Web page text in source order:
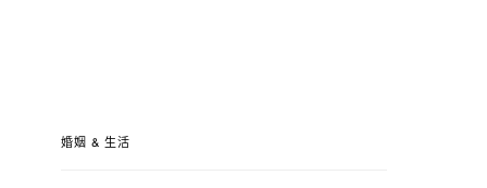
婚姻 & 生活